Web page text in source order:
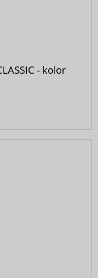
- kolor